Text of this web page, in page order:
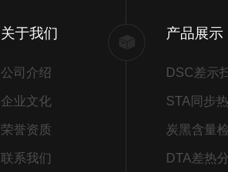
关于我们
公司介绍
企业文化
荣誉资质
联系我们
产品展示
炭黑含量
DTA差热